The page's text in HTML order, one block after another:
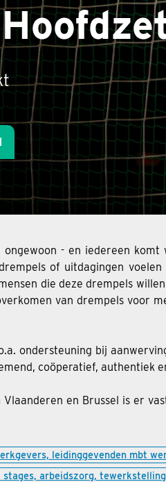
ongewoon - en iedereen
of uitdagingen
die deze drempels
van drempels voor
ondersteuning bij
coöperatief, authentiek
en Brussel is er
leidinggevenden mbt
arbeidszorg, tewerkstelling